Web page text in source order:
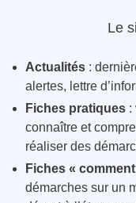
Le
Actualités :
alertes, lettre
Fiches pratiques :
connaître et
réaliser des
Fiches «
démarches sur un